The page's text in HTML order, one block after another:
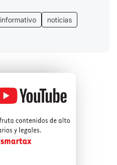
informativo
noticias